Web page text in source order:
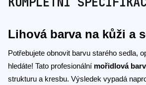
Lihová barva na kůži a
Potřebujete obnovit barvu starého sedla,
hledáte! Tato profesionální mořidlová
strukturu a kresbu. Výsledek vypadá